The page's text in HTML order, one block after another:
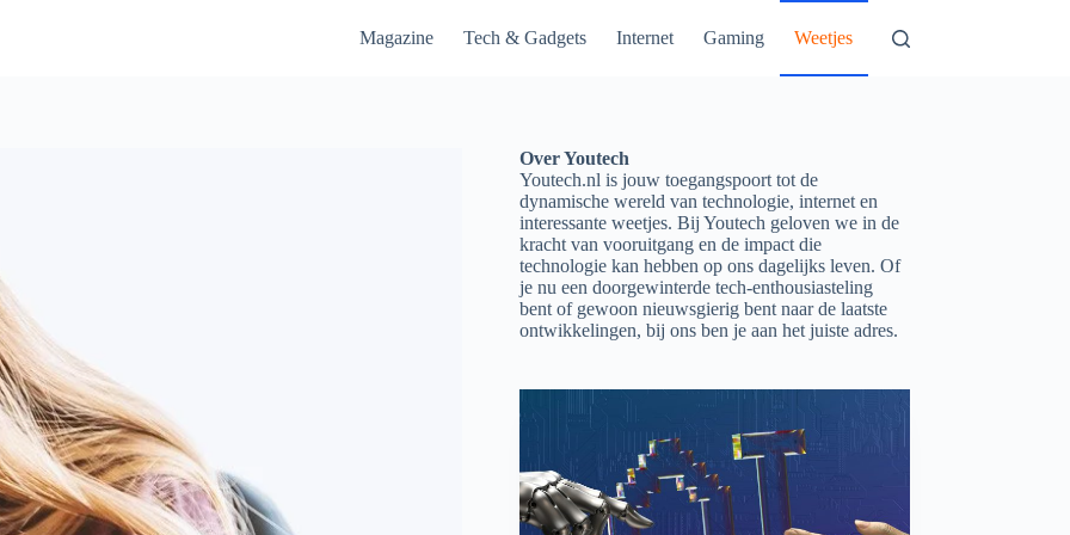
Magazine Tech & Gadgets Internet Gaming Weetjes
Over Youtech
Youtech.nl is jouw toegangspoort tot de
dynamische wereld van technologie, internet en
interessante weetjes. Bij Youtech geloven we in de
kracht van vooruitgang en de impact die
technologie kan hebben op ons dagelijks leven. Of
je nu een doorgewinterde tech-enthousiasteling
bent of gewoon nieuwsgierig bent naar de laatste
ontwikkelingen, bij ons ben je aan het juiste adres.